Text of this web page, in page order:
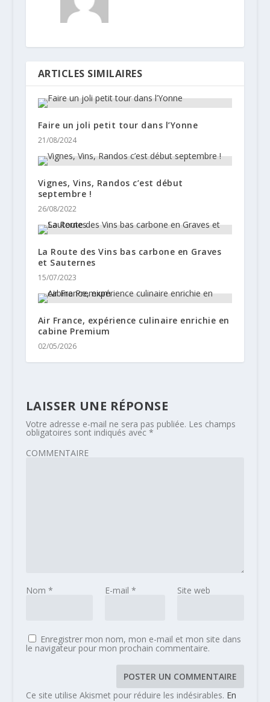
ARTICLES SIMILAIRES
Faire un joli petit tour dans l’Yonne
21/08/2024
Vignes, Vins, Randos c’est début
septembre !
26/08/2022
La Route des Vins bas carbone en Graves
et Sauternes
15/07/2023
Air France, expérience culinaire enrichie en
cabine Premium
02/05/2026
LAISSER UNE RÉPONSE
Votre adresse e-mail ne sera pas publiée. Les champs
obligatoires sont indiqués avec *
COMMENTAIRE
Nom * E-mail * Site web
Enregistrer mon nom, mon e-mail et mon site dans
le navigateur pour mon prochain commentaire.
Ce site utilise Akismet pour réduire les indésirables. En